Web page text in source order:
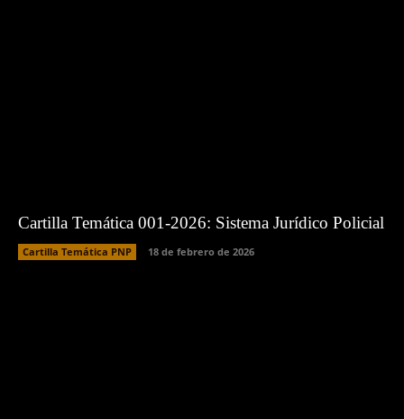
Cartilla Temática 001-2026: Sistema Jurídico Policial
Cartilla Temática PNP 18 de febrero de 2026